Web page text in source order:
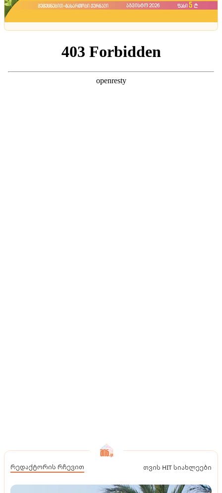
რედაქტორის რჩევით თვის HIT სიახლეები